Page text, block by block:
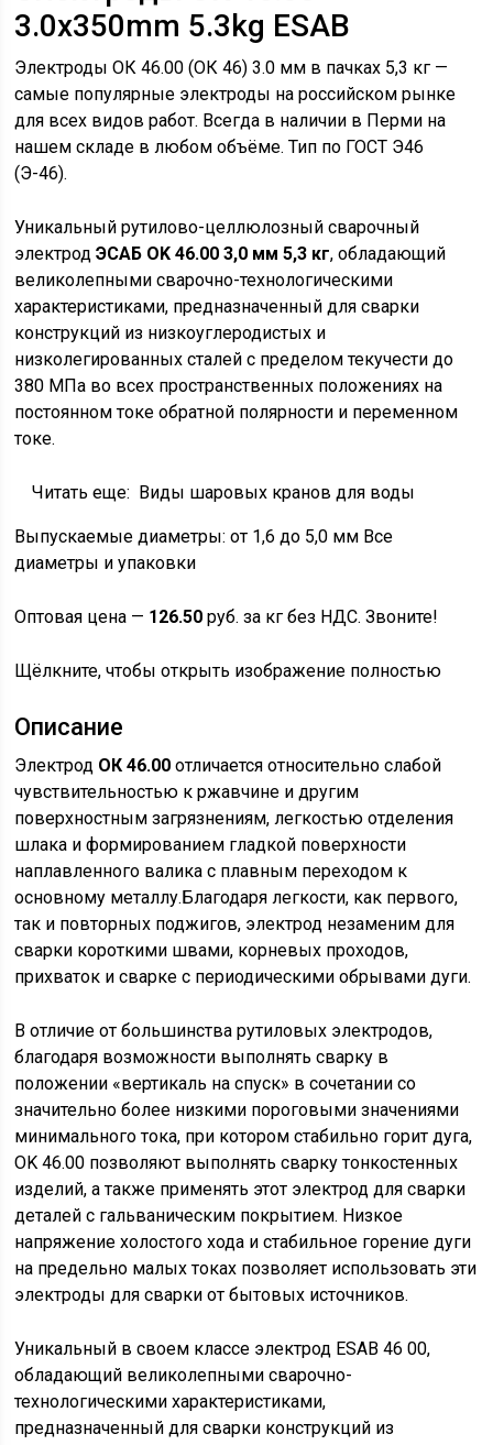
3.0x350mm 5.3kg ESAB
Электроды ОК 46.00 (ОК 46) 3.0 мм в пачках 5,3 кг —
самые популярные электроды на российском рынке
для всех видов работ. Всегда в наличии в Перми на
нашем складе в любом объёме. Тип по ГОСТ Э46
(Э-46).
Уникальный рутилово-целлюлозный сварочный
электродЭСАБ OK 46.00 3,0 мм 5,3 кг, обладающий
великолепными сварочно-технологическими
характеристиками, предназначенный для сварки
конструкций из низкоуглеродистых и
низколегированных сталей с пределом текучести до
380 МПа во всех пространственных положениях на
постоянном токе обратной полярности и переменном
токе.
Читать еще: Виды шаровых кранов для воды
Выпускаемые диаметры: от 1,6 до 5,0 мм Все
диаметры и упаковки
Оптовая цена — 126.50 руб. за кг без НДС. Звоните!
Щёлкните, чтобы открыть изображение полностью
Описание
Электрод ОК 46.00 отличается относительно слабой
чувствительностью к ржавчине и другим
поверхностным загрязнениям, легкостью отделения
шлака и формированием гладкой поверхности
наплавленного валика с плавным переходом к
основному металлу.Благодаря легкости, как первого,
так и повторных поджигов, электрод незаменим для
сварки короткими швами, корневых проходов,
прихваток и сварке с периодическими обрывами дуги.
В отличие от большинства рутиловых электродов,
благодаря возможности выполнять сварку в
положении «вертикаль на спуск» в сочетании со
значительно более низкими пороговыми значениями
минимального тока, при котором стабильно горит дуга,
OK 46.00 позволяют выполнять сварку тонкостенных
изделий, а также применять этот электрод для сварки
деталей с гальваническим покрытием. Низкое
напряжение холостого хода и стабильное горение дуги
на предельно малых токах позволяет использовать эти
электроды для сварки от бытовых источников.
Уникальный в своем классе электрод ESAB 46 00,
обладающий великолепными сварочно-
технологическими характеристиками,
предназначенный для сварки конструкций из